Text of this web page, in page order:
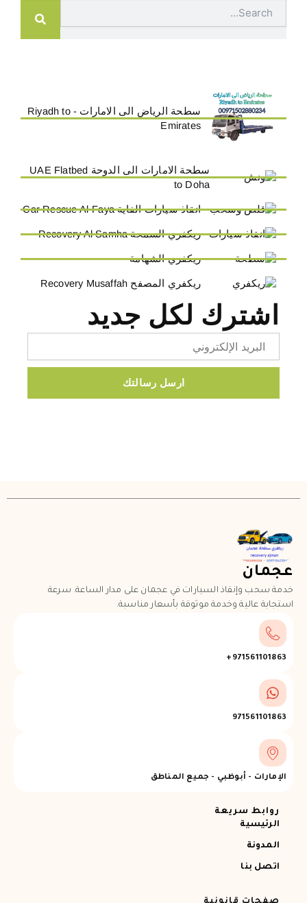
سطحة الرياض الى الامارات - Riyadh to
Emirates
سطحة الامارات الى الدوحة UAE Flatbed
to Doha
انقاذ سيارات الفاية Car Rescue Al-Faya
ريكفري السمحة Recovery Al Samha
ريكفري الشهامة
ريكفري المصفح Recovery Musaffah
اشترك لكل جديد
ارسل رسالتك
عجمان
خدمة سحب وإنقاذ السيارات في عجمان على مدار الساعة. سرعة
استجابة عالية وخدمة موثوقة بأسعار مناسبة.
971561101863+
971561101863
الإمارات - أبوظبي - جميع المناطق
روابط سريعة
الرئيسية
المدونة
اتصل بنا